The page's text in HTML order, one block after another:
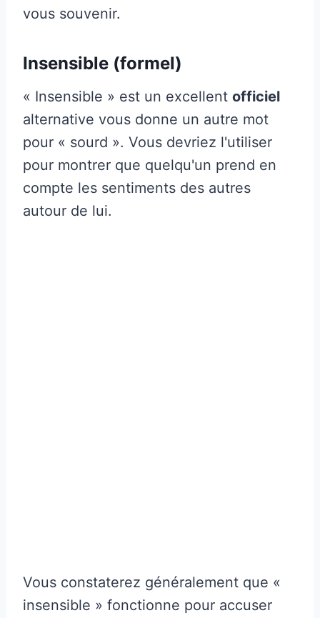
vous souvenir.
Insensible (formel)
« Insensible » est un excellent officiel
alternative vous donne un autre mot
pour « sourd ». Vous devriez l'utiliser
pour montrer que quelqu'un prend en
compte les sentiments des autres
autour de lui.
Vous constaterez généralement que «
insensible » fonctionne pour accuser